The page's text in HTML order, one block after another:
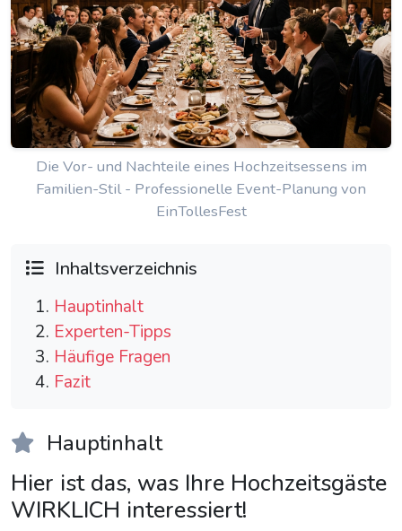
Die Vor- und Nachteile eines Hochzeitsessens im
Familien-Stil - Professionelle Event-Planung von
EinTollesFest
Inhaltsverzeichnis
Hauptinhalt
Experten-Tipps
Häufige Fragen
Fazit
Hauptinhalt
Hier ist das, was Ihre Hochzeitsgäste
WIRKLICH interessiert!